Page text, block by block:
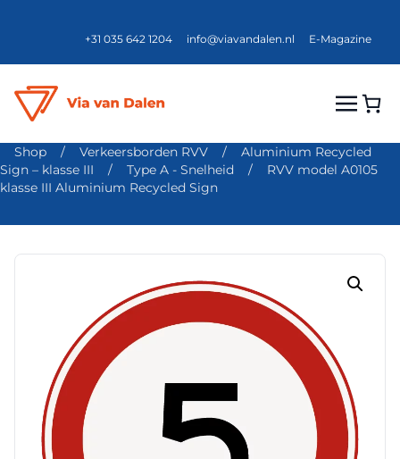
+31 035 642 1204 info@viavandalen.nl E-Magazine
Shop / Verkeersborden RVV /
Aluminium Recycled
Sign – klasse III
/ Type A - Snelheid /
RVV model A0105
klasse III Aluminium Recycled Sign